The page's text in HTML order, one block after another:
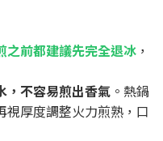
之前都建議先完全退冰 ，
，不容易煎出香氣 。熱鍋
厚度調整火力煎熟，口